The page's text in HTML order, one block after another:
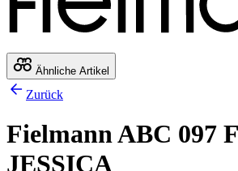
Ähnliche Artikel
Zurück
Fielmann ABC 097
JESSICA